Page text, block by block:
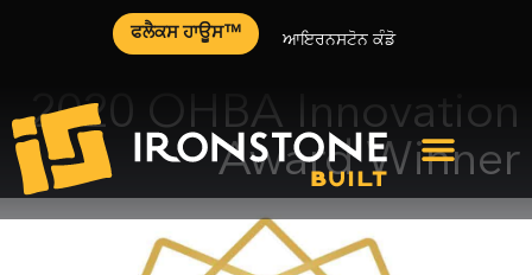
ਫਲੈਕਸ ਹਾਊਸ™ ਆਇਰਨਸਟੋਨ ਕੰਡੋ
2020 OHBA Innovation
Award Winner